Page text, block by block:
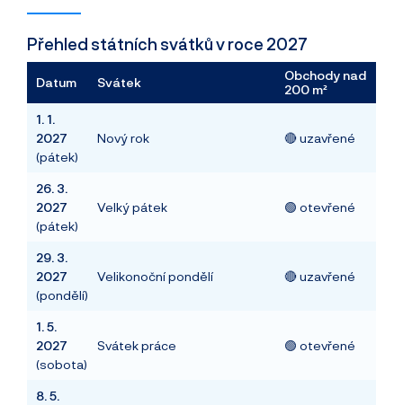
Přehled státních svátků v roce 2027
Datum Svátek
Obchody nad
200 m²
1. 1.
2027
(pátek)
Nový rok 🔴 uzavřené
26. 3.
2027
(pátek)
Velký pátek 🟢 otevřené
29. 3.
2027
(pondělí)
Velikonoční pondělí 🔴 uzavřené
1. 5.
2027
(sobota)
Svátek práce 🟢 otevřené
8. 5.